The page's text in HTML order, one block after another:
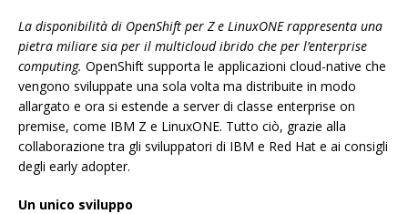
La disponibilità di OpenShift per Z e LinuxONE rappresenta una
pietra miliare sia per il multicloud ibrido che per l’enterprise
computing. OpenShift supporta le applicazioni cloud-native che
vengono sviluppate una sola volta ma distribuite in modo
allargato e ora si estende a server di classe enterprise on
premise, come IBM Z e LinuxONE. Tutto ciò, grazie alla
collaborazione tra gli sviluppatori di IBM e Red Hat e ai consigli
degli early adopter.
Un unico sviluppo